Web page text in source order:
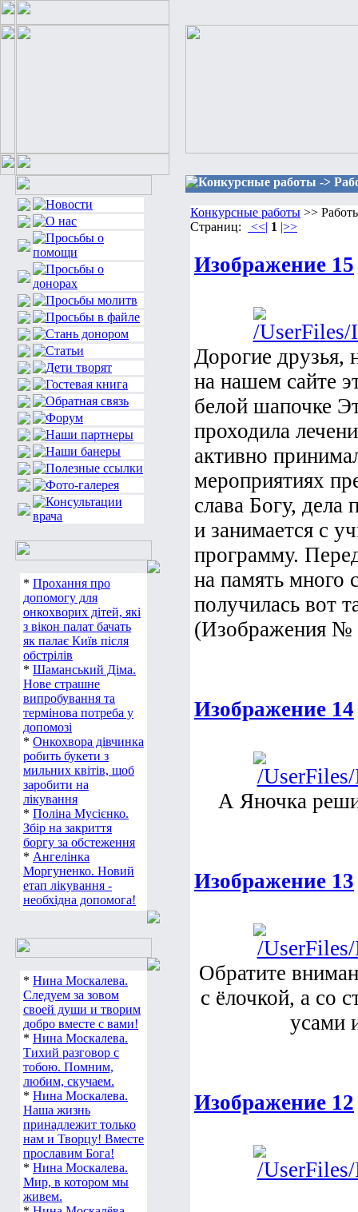
* Прохання про
допомогу для
онкохворих дітей, які
з вікон палат бачать
як палає Київ після
обстрілів
* Шаманський Діма.
Нове страшне
випробування та
термінова потреба у
допомозі
* Онкохвора дівчинка
робить букети з
мильних квітів, щоб
заробити на
лікування
* Поліна Мусієнко.
Збір на закриття
боргу за обстеження
* Ангелінка
Моргуненко. Новий
етап лікування -
необхідна допомога!
* Нина Москалева.
Следуем за зовом
своей души и творим
добро вместе с вами!
* Нина Москалева.
Тихий разговор с
тобою. Помним,
любим, скучаем.
* Нина Москалева.
Наша жизнь
принадлежит только
нам и Творцу! Вместе
прославим Бога!
* Нина Москалева.
Мир, в котором мы
живем.
Конкурсные работы ->
Конкурсные работы >>
Страниц:
<<| 1 |>>
Изображение 15
Дорогие друзья,
на нашем сайте
белой шапочке
проходила
активно
мероприятиях
слава Богу,
и занимается с
программу.
на память много
получилась вот
(Изображения №
Изображение 14
А Яночка
Изображение 13
Обратите
с ёлочкой, а со
усами
Изображение 12